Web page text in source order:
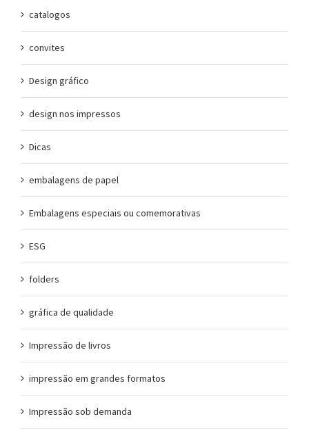
catalogos
convites
Design gráfico
design nos impressos
Dicas
embalagens de papel
Embalagens especiais ou comemorativas
ESG
folders
gráfica de qualidade
Impressão de livros
impressão em grandes formatos
Impressão sob demanda